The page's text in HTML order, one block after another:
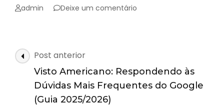
admin Deixe um comentário
as
Diferenças
e
Navegação
de
posts
Post anterior
Visto Americano: Respondendo às
Dúvidas Mais Frequentes do Google
(Guia 2025/2026)